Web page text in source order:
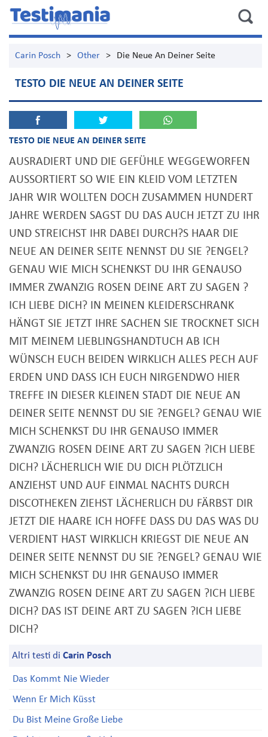
Carin Posch > Other > Die Neue An Deiner Seite
TESTO DIE NEUE AN DEINER SEITE
TESTO DIE NEUE AN DEINER SEITE
AUSRADIERT UND DIE GEFÜHLE WEGGEWORFEN
AUSSORTIERT SO WIE EIN KLEID VOM LETZTEN
JAHR WIR WOLLTEN DOCH ZUSAMMEN HUNDERT
JAHRE WERDEN SAGST DU DAS AUCH JETZT ZU IHR
UND STREICHST IHR DABEI DURCH?S HAAR DIE
NEUE AN DEINER SEITE NENNST DU SIE ?ENGEL?
GENAU WIE MICH SCHENKST DU IHR GENAUSO
IMMER ZWANZIG ROSEN DEINE ART ZU SAGEN ?
ICH LIEBE DICH? IN MEINEN KLEIDERSCHRANK
HÄNGT SIE JETZT IHRE SACHEN SIE TROCKNET SICH
MIT MEINEM LIEBLINGSHANDTUCH AB ICH
WÜNSCH EUCH BEIDEN WIRKLICH ALLES PECH AUF
ERDEN UND DASS ICH EUCH NIRGENDWO HIER
TREFFE IN DIESER KLEINEN STADT DIE NEUE AN
DEINER SEITE NENNST DU SIE ?ENGEL? GENAU WIE
MICH SCHENKST DU IHR GENAUSO IMMER
ZWANZIG ROSEN DEINE ART ZU SAGEN ?ICH LIEBE
DICH? LÄCHERLICH WIE DU DICH PLÖTZLICH
ANZIEHST UND AUF EINMAL NACHTS DURCH
DISCOTHEKEN ZIEHST LÄCHERLICH DU FÄRBST DIR
JETZT DIE HAARE ICH HOFFE DASS DU DAS WAS DU
VERDIENT HAST WIRKLICH KRIEGST DIE NEUE AN
DEINER SEITE NENNST DU SIE ?ENGEL? GENAU WIE
MICH SCHENKST DU IHR GENAUSO IMMER
ZWANZIG ROSEN DEINE ART ZU SAGEN ?ICH LIEBE
DICH? DAS IST DEINE ART ZU SAGEN ?ICH LIEBE
DICH?
Altri testi di Carin Posch
Das Kommt Nie Wieder
Wenn Er Mich Küsst
Du Bist Meine Große Liebe